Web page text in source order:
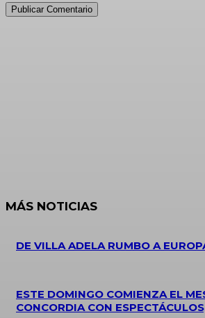
MÁS NOTICIAS
DE VILLA ADELA RUMBO A
ESTE DOMINGO COMIENZA EL
CONCORDIA CON